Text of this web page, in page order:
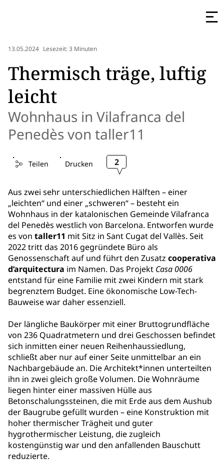
13.05.2024 Lesezeit: 3 Minuten
Thermisch träge, luftig
leicht
Wohnhaus in Vilafranca del
Penedès von taller11
Teilen Drucken 2
Aus zwei sehr unterschiedlichen Hälften – einer
„leichten“ und einer „schweren“ – besteht ein
Wohnhaus in der katalonischen Gemeinde Vilafranca
del Penedès westlich von Barcelona. Entworfen wurde
es von taller11 mit Sitz in Sant Cugat del Vallès. Seit
2022 tritt das 2016 gegründete Büro als
Genossenschaft auf und führt den Zusatz cooperativa
d’arquitectura im Namen. Das Projekt Casa 0006
entstand für eine Familie mit zwei Kindern mit stark
begrenztem Budget. Eine ökonomische Low-Tech-
Bauweise war daher essenziell.
Der längliche Baukörper mit einer Bruttogrundfläche
von 236 Quadratmetern und drei Geschossen befindet
sich inmitten einer neuen Reihenhaussiedlung,
schließt aber nur auf einer Seite unmittelbar an ein
Nachbargebäude an. Die Architekt*innen unterteilten
ihn in zwei gleich große Volumen. Die Wohnräume
liegen hinter einer massiven Hülle aus
Betonschalungssteinen, die mit Erde aus dem Aushub
der Baugrube gefüllt wurden – eine Konstruktion mit
hoher thermischer Trägheit und guter
hygrothermischer Leistung, die zugleich
kostengünstig war und den anfallenden Bauschutt
reduzierte.